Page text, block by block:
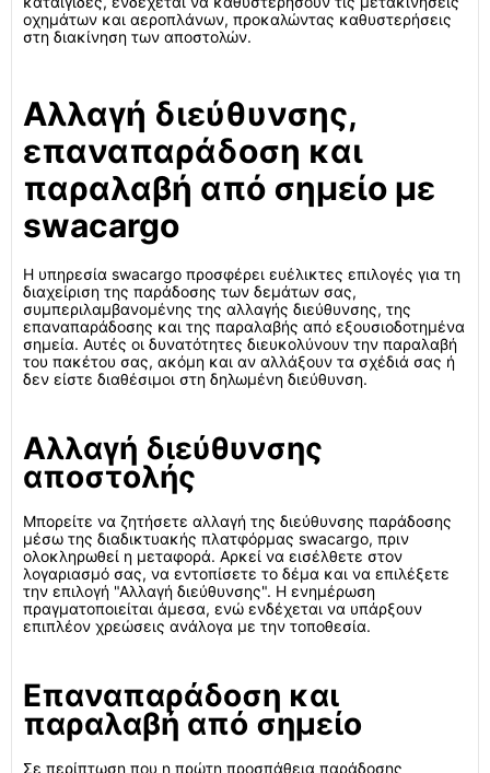
οχημάτων και αεροπλάνων, προκαλώντας καθυστερήσεις
στη διακίνηση των αποστολών.
Αλλαγή διεύθυνσης,
επαναπαράδοση και
παραλαβή από σημείο με
swacargo
Η υπηρεσία swacargo προσφέρει ευέλικτες επιλογές για τη
διαχείριση της παράδοσης των δεμάτων σας,
συμπεριλαμβανομένης της αλλαγής διεύθυνσης, της
επαναπαράδοσης και της παραλαβής από εξουσιοδοτημένα
σημεία. Αυτές οι δυνατότητες διευκολύνουν την παραλαβή
του πακέτου σας, ακόμη και αν αλλάξουν τα σχέδιά σας ή
δεν είστε διαθέσιμοι στη δηλωμένη διεύθυνση.
Αλλαγή διεύθυνσης
αποστολής
Μπορείτε να ζητήσετε αλλαγή της διεύθυνσης παράδοσης
μέσω της διαδικτυακής πλατφόρμας swacargo, πριν
ολοκληρωθεί η μεταφορά. Αρκεί να εισέλθετε στον
λογαριασμό σας, να εντοπίσετε το δέμα και να επιλέξετε
την επιλογή "Αλλαγή διεύθυνσης". Η ενημέρωση
πραγματοποιείται άμεσα, ενώ ενδέχεται να υπάρξουν
επιπλέον χρεώσεις ανάλογα με την τοποθεσία.
Επαναπαράδοση και
παραλαβή από σημείο
Σε περίπτωση που η πρώτη προσπάθεια παράδοσης